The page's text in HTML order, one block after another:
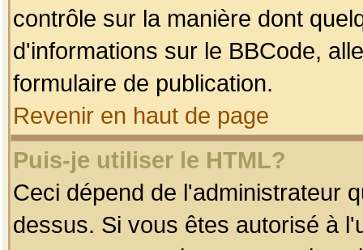
contrôle sur la manière dont
d'informations sur le BBCode,
formulaire de publication.
Revenir en haut de page
Puis-je utiliser le HTML?
Ceci dépend de l'administrateur
dessus. Si vous êtes autorisé à